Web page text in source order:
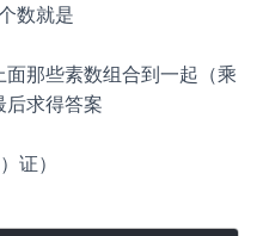
数就是
那些素数组合到一起（乘
后求得答案
证）